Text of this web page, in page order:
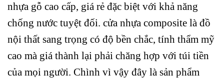
nhựa gỗ cao cấp, giá rẻ đặc biệt với khả năng
chống nước tuyệt đối. cửa nhựa composite là đồ
nội thất sang trọng có độ bền chắc, tính thẩm mỹ
cao mà giá thành lại phải chăng hợp với túi tiền
của mọi người. Chình vì vậy đây là sản phẩm